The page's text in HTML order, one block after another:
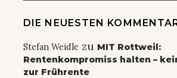
DIE NEUESTEN
Stefan Weidle zu MIT Rottweil:
Rentenkompromiss halten –
zur Frührente